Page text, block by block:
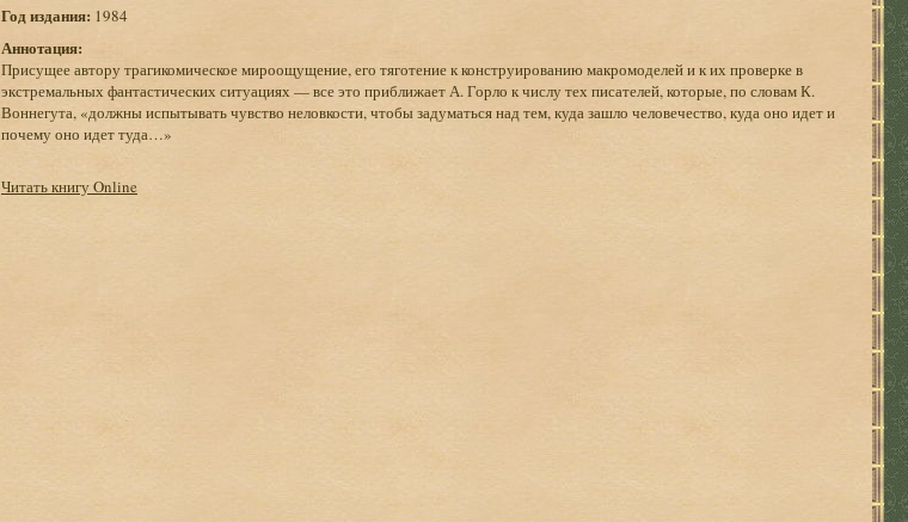
Год издания: 1984
Аннотация:
Присущее автору трагикомическое мироощущение, его тяготение к конструированию макромоделей и к их проверке в
экстремальных фантастических ситуациях — все это приближает А. Горло к числу тех писателей, которые, по словам К.
Воннегута, «должны испытывать чувство неловкости, чтобы задуматься над тем, куда зашло человечество, куда оно идет и
почему оно идет туда…»
Читать книгу Online